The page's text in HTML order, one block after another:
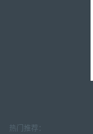
热门推荐：